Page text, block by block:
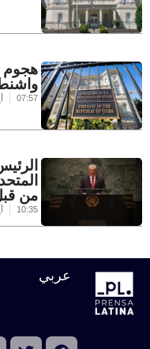
هجوم
07:57
من
10:35
عربي